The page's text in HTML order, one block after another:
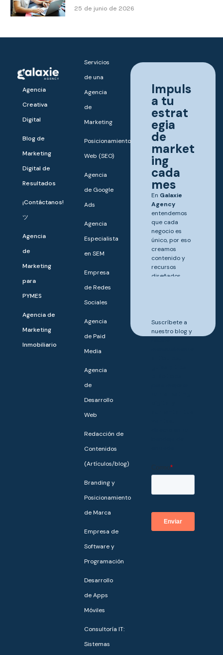
25 de junio de 2026
Agencia
Creativa
Digital
Blog de
Marketing
Digital de
Resultados
¡Contáctanos!
ツ
Agencia
de
Marketing
para
PYMES
Agencia de
Marketing
Inmobiliario
Servicios
de una
Agencia
de
Marketing
Posicionamiento
Web (SEO)
Agencia
de Google
Ads
Agencia
Especialista
en SEM
Empresa
de Redes
Sociales
Agencia
de Paid
Media
Agencia
de
Desarrollo
Web
Redacción de
Contenidos
(Artículos/blog)
Branding y
Posicionamiento
de Marca
Empresa de
Software y
Programación
Desarrollo
de Apps
Móviles
Consultoría IT:
Sistemas
Impuls
a tu
estrat
egia
de
market
ing
cada
mes
En Galaxie
Agency
entendemos
que cada
negocio es
único, por eso
creamos
contenido y
recursos
diseñados
Suscríbete a
nuestro blog y